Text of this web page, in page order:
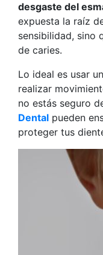
desgaste del
expuesta la raíz
sensibilidad, sino
de caries.
Lo ideal es usar
realizar
no estás seguro
Dental pueden
proteger tus